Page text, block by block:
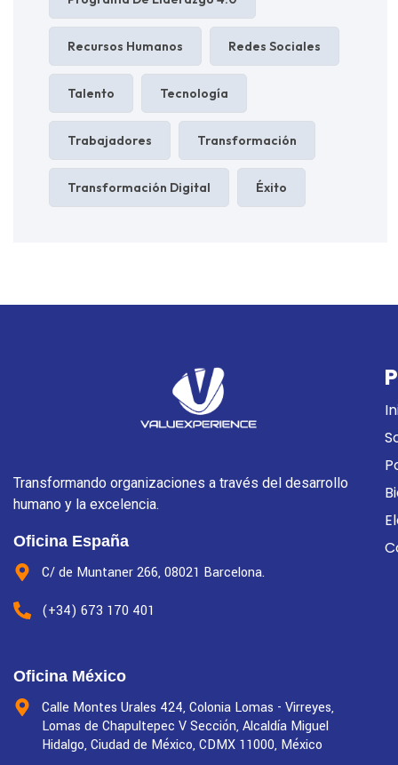
Recursos Humanos Redes Sociales
Talento Tecnología
Trabajadores Transformación
Transformación Digital Éxito
Transformando organizaciones a través del desarrollo
humano y la excelencia.
Oficina España
C/ de Muntaner 266, 08021 Barcelona.
(+34) 673 170 401
Oficina México
Calle Montes Urales 424, Colonia Lomas - Virreyes,
Lomas de Chapultepec V Sección, Alcaldía Miguel
Hidalgo, Ciudad de México, CDMX 11000, México